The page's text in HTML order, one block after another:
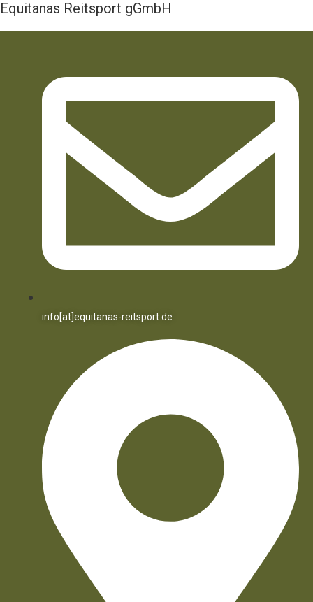
Equitanas Reitsport gGmbH
info[at]equitanas-reitsport.de